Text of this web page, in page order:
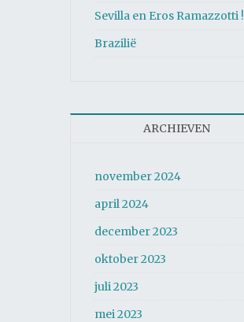
Sevilla en Eros Ramazzotti !
Brazilië
ARCHIEVEN
november 2024
april 2024
december 2023
oktober 2023
juli 2023
mei 2023